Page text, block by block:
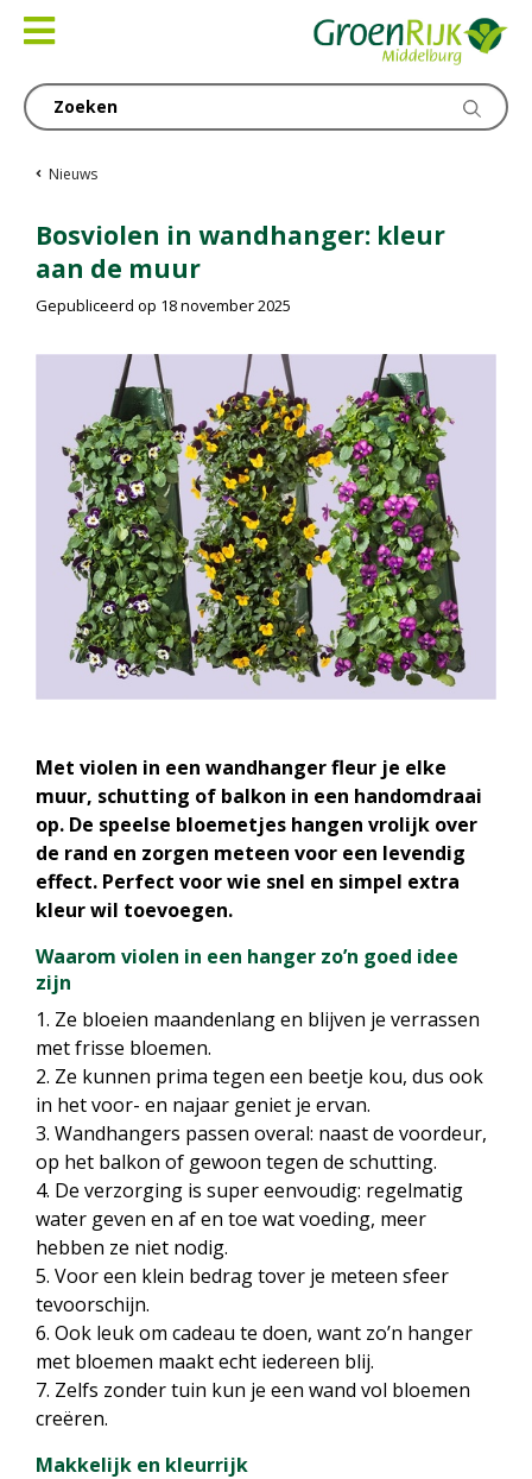
naar
Nieuws
Bosviolen in wandhanger: kleur
aan de muur
Gepubliceerd op 18 november 2025
Met violen in een wandhanger fleur je elke
muur, schutting of balkon in een handomdraai
op. De speelse bloemetjes hangen vrolijk over
de rand en zorgen meteen voor een levendig
effect. Perfect voor wie snel en simpel extra
kleur wil toevoegen.
Waarom violen in een hanger zo’n goed idee
zijn
1. Ze bloeien maandenlang en blijven je verrassen
met frisse bloemen.
2. Ze kunnen prima tegen een beetje kou, dus ook
in het voor- en najaar geniet je ervan.
3. Wandhangers passen overal: naast de voordeur,
op het balkon of gewoon tegen de schutting.
4. De verzorging is super eenvoudig: regelmatig
water geven en af en toe wat voeding, meer
hebben ze niet nodig.
5. Voor een klein bedrag tover je meteen sfeer
tevoorschijn.
6. Ook leuk om cadeau te doen, want zo’n hanger
met bloemen maakt echt iedereen blij.
7. Zelfs zonder tuin kun je een wand vol bloemen
creëren.
Makkelijk en kleurrijk